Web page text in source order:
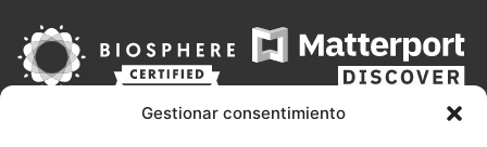
Gestionar consentimiento